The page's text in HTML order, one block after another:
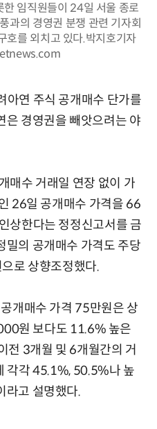
임직원들이 24일 서울 종로
과의 경영권 분쟁 관련 기자회
호를 외치고 있다.박지호기자
아연 주식 공개매수 단가를
은 경영권을 빼앗으려는 야
매수 거래일 연장 없이 가
26일 공개매수 가격을 66
상한다는 정정신고서를 금
밀의 공개매수 가격도 주당
로 상향조정했다.
개매수 가격 75만원은 상
원 보다도 11.6% 높은
전 3개월 및 6개월간의 거
각각 45.1%, 50.5%나 높
라고 설명했다.